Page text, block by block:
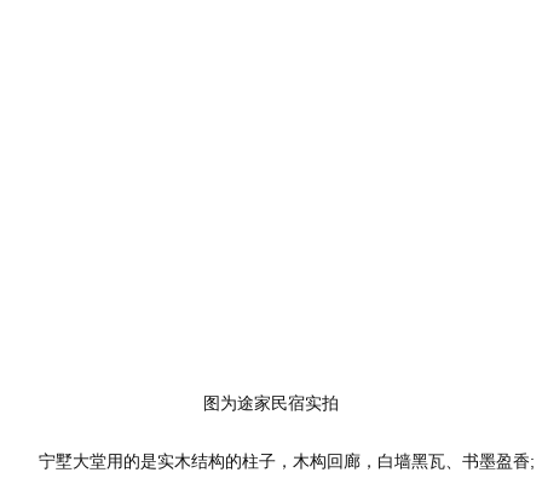
图为途家民宿实拍
宁墅大堂用的是实木结构的柱子，木构回廊，白墙黑瓦、书墨盈香;